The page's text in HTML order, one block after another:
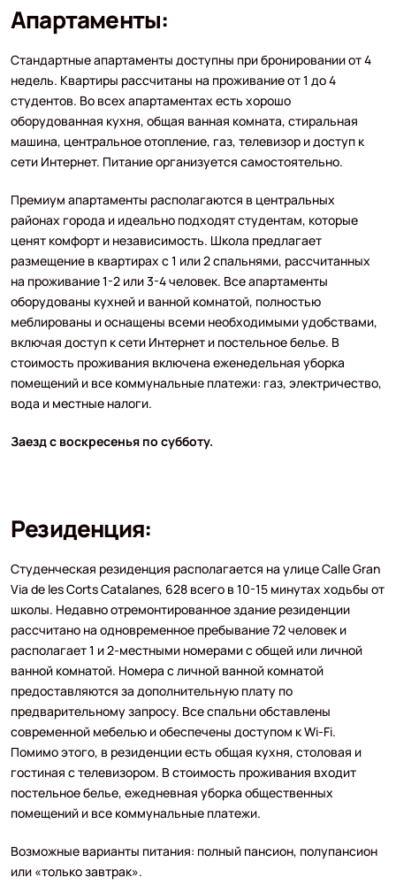
Апартаменты:
Стандартные апартаменты доступны при бронировании от 4
недель. Квартиры рассчитаны на проживание от 1 до 4
студентов. Во всех апартаментах есть хорошо
оборудованная кухня, общая ванная комната, стиральная
машина, центральное отопление, газ, телевизор и доступ к
сети Интернет. Питание организуется самостоятельно.
Премиум апартаменты располагаются в центральных
районах города и идеально подходят студентам, которые
ценят комфорт и независимость. Школа предлагает
размещение в квартирах с 1 или 2 спальнями, рассчитанных
на проживание 1-2 или 3-4 человек. Все апартаменты
оборудованы кухней и ванной комнатой, полностью
меблированы и оснащены всеми необходимыми удобствами,
включая доступ к сети Интернет и постельное белье. В
стоимость проживания включена еженедельная уборка
помещений и все коммунальные платежи: газ, электричество,
вода и местные налоги.
Заезд с воскресенья по субботу.
Резиденция:
Студенческая резиденция располагается на улице Calle Gran
Via de les Corts Catalanes, 628 всего в 10-15 минутах ходьбы от
школы. Недавно отремонтированное здание резиденции
рассчитано на одновременное пребывание 72 человек и
располагает 1 и 2-местными номерами с общей или личной
ванной комнатой. Номера с личной ванной комнатой
предоставляются за дополнительную плату по
предварительному запросу. Все спальни обставлены
современной мебелью и обеспечены доступом к Wi-Fi.
Помимо этого, в резиденции есть общая кухня, столовая и
гостиная с телевизором. В стоимость проживания входит
постельное белье, ежедневная уборка общественных
помещений и все коммунальные платежи.
Возможные варианты питания: полный пансион, полупансион
или «только завтрак».